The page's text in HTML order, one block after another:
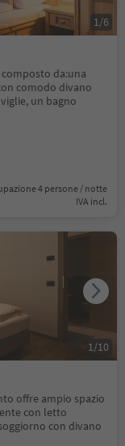
da:una
comodo divano
un bagno
4 persone / notte
IVA incl.
1/6
offre ampio spazio
con letto
con divano
1/10